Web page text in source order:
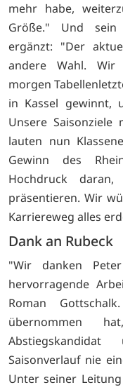
mehr habe,
Größe." Und sein
ergänzt: "Der
andere Wahl. Wir
morgen
in Kassel gewinnt,
Unsere
lauten nun
Gewinn des
Hochdruck
präsentieren. Wir
Karriereweg alles
Dank an Rubeck
"Wir danken
hervorragende
Roman
übernommen
Saisonverlauf nie
Unter seiner